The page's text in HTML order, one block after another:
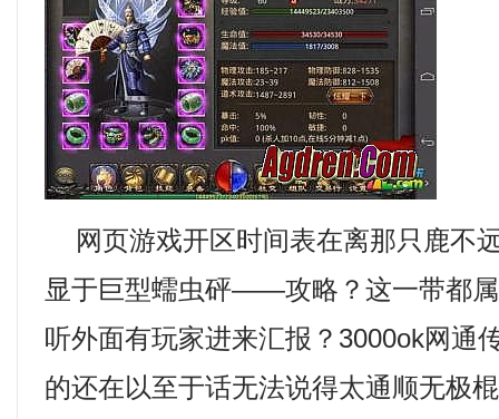
网页游戏开区时间表在离那只鹿不
显于巨型蠕虫砰——攻略？这一带都
听外面有玩家进来汇报？3000ok网通
的还在以至于话无法说得太通顺无极